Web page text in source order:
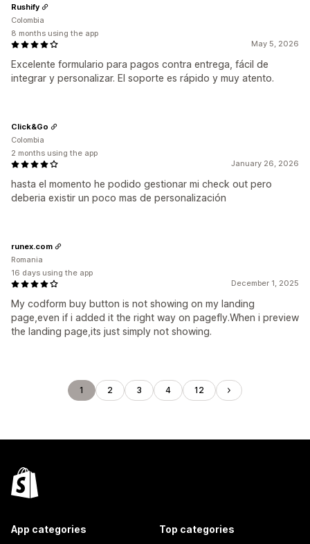
May 5, 2026
Excelente formulario para pagos contra entrega, fácil de
integrar y personalizar. El soporte es rápido y muy atento.
Rushify
Colombia
8 months using the app
January 26, 2026
hasta el momento he podido gestionar mi check out pero
deberia existir un poco mas de personalización
Click&Go
Colombia
2 months using the app
December 1, 2025
My codform buy button is not showing on my landing
page,even if i added it the right way on pagefly.When i preview
the landing page,its just simply not showing.
runex.com
Romania
16 days using the app
1 2 3 4 12
App categories Top categories